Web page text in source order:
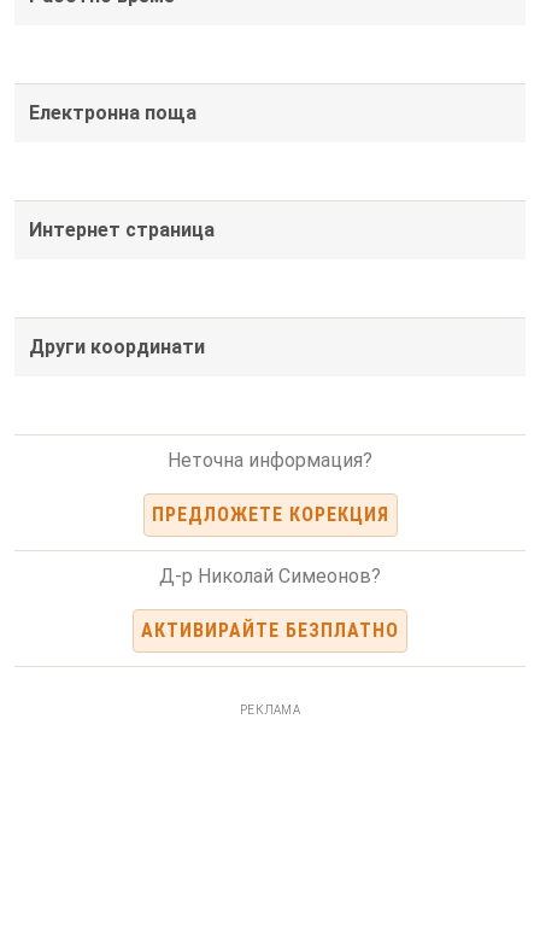
Електронна поща
Интернет страница
Други координати
Неточна информация?
ПРЕДЛОЖЕТЕ КОРЕКЦИЯ
Д-р Николай Симеонов?
АКТИВИРАЙТЕ БЕЗПЛАТНО
РЕКЛАМА